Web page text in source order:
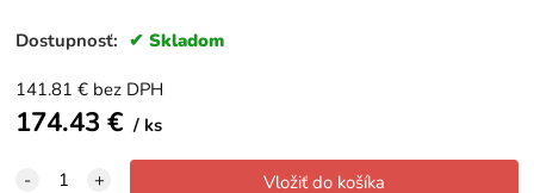
Dostupnosť: Skladom
141.81 € bez DPH
174.43 € ks